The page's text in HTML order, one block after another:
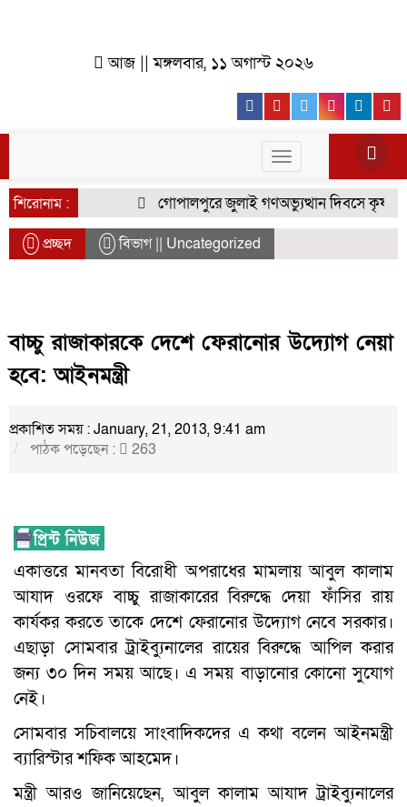
আজ || মঙ্গলবার, ১১ অগাস্ট ২০২৬
Facebook
YoutubeTwitter
Toggle
navigation
শিরোনাম :
গোপালপুরে জুলাই গণঅভ্যুত্থান দিবসে কৃষক
প্রচ্ছদ বিভাগ || Uncategorized
বাচ্চু রাজাকারকে দেশে ফেরানোর উদ্যোগ নেয়া
হবে: আইনমন্ত্রী
প্রকাশিত সময় : January, 21, 2013, 9:41 am
পাঠক পড়েছেন :
263
একাত্তরে মানবতা বিরোধী অপরাধের মামলায় আবুল কালাম
আযাদ ওরফে বাচ্চু রাজাকারের বিরুদ্ধে দেয়া ফাঁসির রায়
কার্যকর করতে তাকে দেশে ফেরানোর উদ্যোগ নেবে সরকার।
এছাড়া সোমবার ট্রাইব্যুনালের রায়ের বিরুদ্ধে আপিল করার
জন্য ৩০ দিন সময় আছে। এ সময় বাড়ানোর কোনো সুযোগ
নেই।
সোমবার সচিবালয়ে সাংবাদিকদের এ কথা বলেন আইনমন্ত্রী
ব্যারিস্টার শফিক আহমেদ।
মন্ত্রী আরও জানিয়েছেন, আবুল কালাম আযাদ ট্রাইব্যুনালের